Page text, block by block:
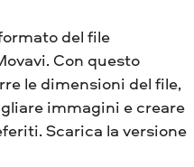
del file
Con questo
le dimensioni del file,
immagini e creare
Scarica la versione